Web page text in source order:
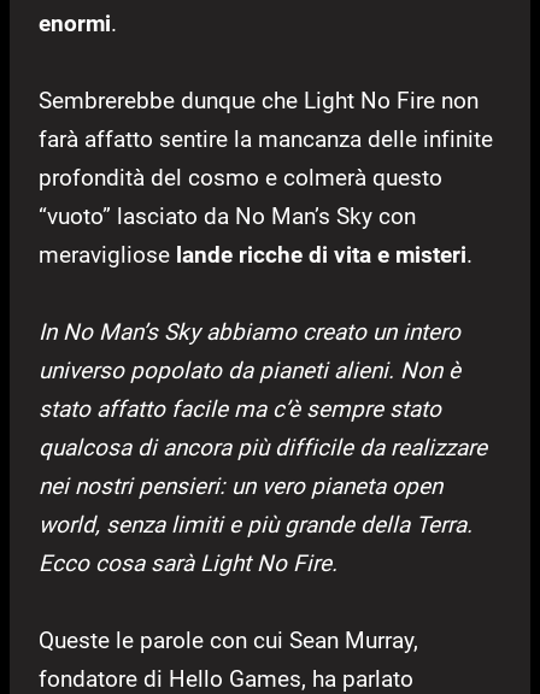
enormi.
Sembrerebbe dunque che Light No Fire non
farà affatto sentire la mancanza delle infinite
profondità del cosmo e colmerà questo
“vuoto” lasciato da No Man’s Sky con
meravigliose lande ricche di vita e misteri.
In No Man’s Sky abbiamo creato un intero
universo popolato da pianeti alieni. Non è
stato affatto facile ma c’è sempre stato
qualcosa di ancora più difficile da realizzare
nei nostri pensieri: un vero pianeta open
world, senza limiti e più grande della Terra.
Ecco cosa sarà Light No Fire.
Queste le parole con cui Sean Murray,
fondatore di Hello Games, ha parlato